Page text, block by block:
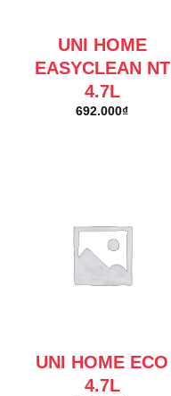
UNI HOME
EASYCLEAN NT
4.7L
692.000₫
UNI HOME ECO
4.7L